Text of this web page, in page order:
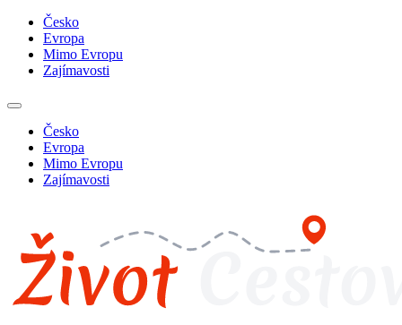
Česko
Evropa
Mimo Evropu
Zajímavosti
Česko
Evropa
Mimo Evropu
Zajímavosti